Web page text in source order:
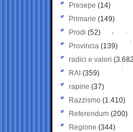
Presepe (14)
Primarie (149)
Prodi (52)
Provincia (139)
radici e valori
RAI (359)
rapine (37)
Razzismo (1.410)
Referendum (200)
Regione (344)